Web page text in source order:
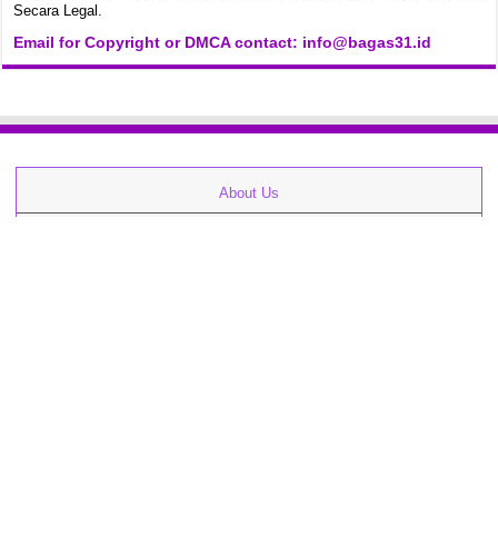
Secara Legal.
Email for Copyright or DMCA contact: info@bagas31.id
About Us